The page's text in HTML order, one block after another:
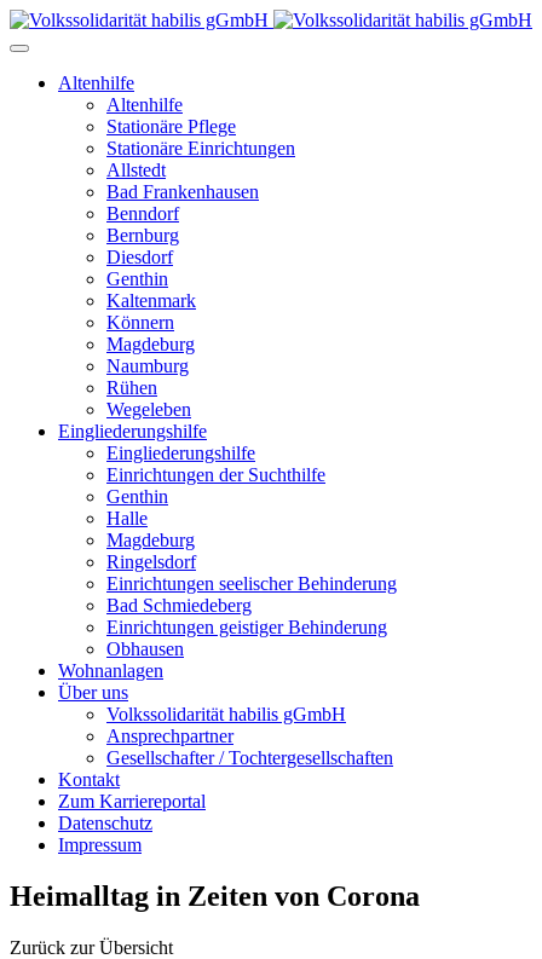
Altenhilfe
Altenhilfe
Stationäre Pflege
Stationäre Einrichtungen
Allstedt
Bad Frankenhausen
Benndorf
Bernburg
Diesdorf
Genthin
Kaltenmark
Könnern
Magdeburg
Naumburg
Rühen
Wegeleben
Eingliederungshilfe
Eingliederungshilfe
Einrichtungen der Suchthilfe
Genthin
Halle
Magdeburg
Ringelsdorf
Einrichtungen seelischer Behinderung
Bad Schmiedeberg
Einrichtungen geistiger Behinderung
Obhausen
Wohnanlagen
Über uns
Volkssolidarität habilis gGmbH
Ansprechpartner
Gesellschafter / Tochtergesellschaften
Kontakt
Zum Karriereportal
Datenschutz
Impressum
Heimalltag in Zeiten von Corona
Zurück zur Übersicht